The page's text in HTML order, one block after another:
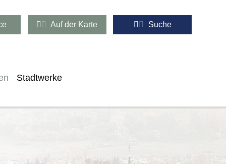
Auf der Karte Suche
Stadtwerke